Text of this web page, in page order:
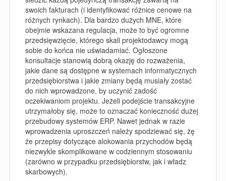
swoich fakturach (i identyfikować różnice cenowe na
różnych rynkach). Dla bardzo dużych MNE, które
obejmie wskazana regulacja, może to być ogromne
przedsięwzięcie, którego skali projektodawcy mogą
sobie do końca nie uświadamiać. Ogłoszone
konsultacje stanowią dobrą okazję do rozważenia,
jakie dane są dostępne w systemach informatycznych
przedsiębiorstwa i jakie zmiany będą musiały zostać
do nich wprowadzone, by uczynić zadość
oczekiwaniom projektu. Jeżeli podejście transakcyjne
utrzymałoby się, może to oznaczać konieczność dużej
przebudowy systemów ERP. Nawet jednak w razie
wprowadzenia uproszczeń należy spodziewać się, żę
że przepisy dotyczące alokowania przychodów będą
niezwykle skomplikowane w codziennym stosowaniu
(zarówno w przypadku przedsiębiorstw, jak i władz
skarbowych).